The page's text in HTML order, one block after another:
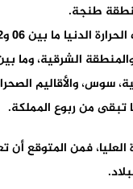
طنجة.
سوس، والأقاليم
العليا، فمن المتوقع